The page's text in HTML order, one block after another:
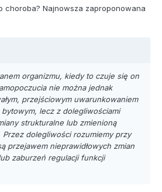
choroba? Najnowsza zaproponowana
organizmu, kiedy to czuje się on
nie można jednak
przejściowym uwarunkowaniem
lecz z dolegliwościami
strukturalne lub zmienioną
Przez dolegliwości rozumiemy przy
przejawem nieprawidłowych zmian
zaburzeń regulacji funkcji